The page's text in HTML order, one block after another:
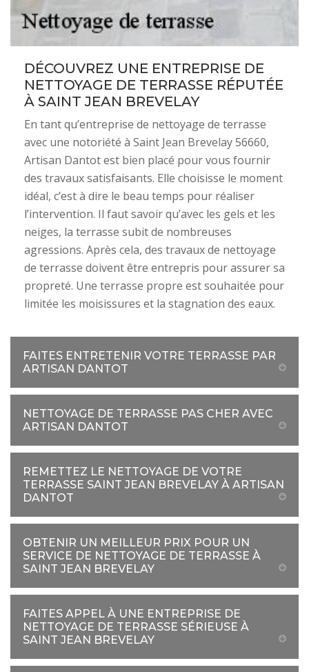
DÉCOUVREZ UNE ENTREPRISE DE
NETTOYAGE DE TERRASSE RÉPUTÉE
À SAINT JEAN BREVELAY
En tant qu’entreprise de nettoyage de terrasse
avec une notoriété à Saint Jean Brevelay 56660,
Artisan Dantot est bien placé pour vous fournir
des travaux satisfaisants. Elle choisisse le moment
idéal, c’est à dire le beau temps pour réaliser
l’intervention. Il faut savoir qu’avec les gels et les
neiges, la terrasse subit de nombreuses
agressions. Après cela, des travaux de nettoyage
de terrasse doivent être entrepris pour assurer sa
propreté. Une terrasse propre est souhaitée pour
limitée les moisissures et la stagnation des eaux.
FAITES ENTRETENIR VOTRE TERRASSE PAR
ARTISAN DANTOT
NETTOYAGE DE TERRASSE PAS CHER AVEC
ARTISAN DANTOT
REMETTEZ LE NETTOYAGE DE VOTRE
TERRASSE SAINT JEAN BREVELAY À ARTISAN
DANTOT
OBTENIR UN MEILLEUR PRIX POUR UN
SERVICE DE NETTOYAGE DE TERRASSE À
SAINT JEAN BREVELAY
FAITES APPEL À UNE ENTREPRISE DE
NETTOYAGE DE TERRASSE SÉRIEUSE À
SAINT JEAN BREVELAY